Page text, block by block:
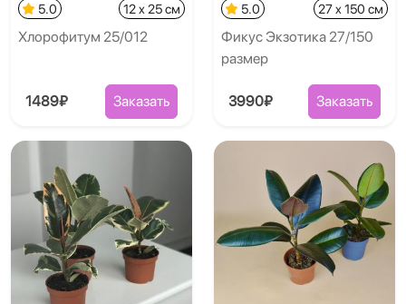
5.0 12 x 25 см
Хлорофитум 25/012
1489₽ Заказать
5.0 27 x 150 см
Фикус Экзотика 27/150
размер
3990₽ Заказать